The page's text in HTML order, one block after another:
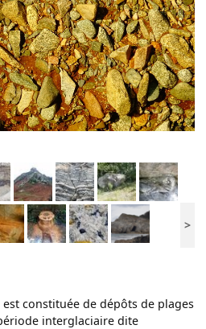
>
constituée de dépôts de plages
interglaciaire dite